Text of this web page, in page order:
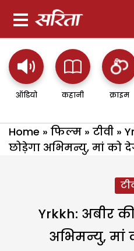
ऑडियो कहानी क्राइम
Home » फिल्म » टीवी »
छोड़ेगा अभिमन्यु, मां को
Yrkkh: अबीर
अभिमन्यु, मां